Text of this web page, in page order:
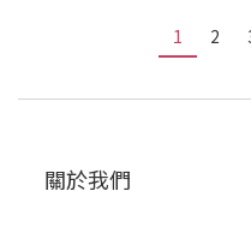
1 2
關於我們